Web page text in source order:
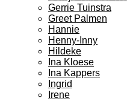
Gerrie Tuinstra
Greet Palmen
Hannie
Henny-Inny
Hildeke
Ina Kloese
Ina Kappers
Ingrid
Irene